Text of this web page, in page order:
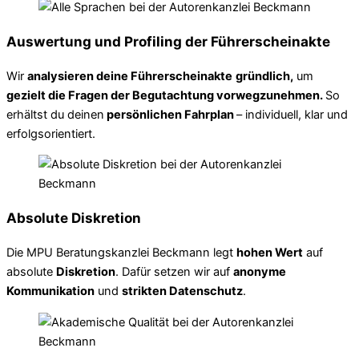
Auswertung und Profiling der Führerscheinakte
Wir analysieren deine Führerscheinakte gründlich, um
gezielt die Fragen der Begutachtung vorwegzunehmen. So
erhältst du deinen persönlichen Fahrplan– individuell, klar und
erfolgsorientiert.
Absolute Diskretion
Die MPU Beratungskanzlei Beckmann legt hohen Wert auf
absolute Diskretion. Dafür setzen wir auf anonyme
Kommunikation und strikten Datenschutz.